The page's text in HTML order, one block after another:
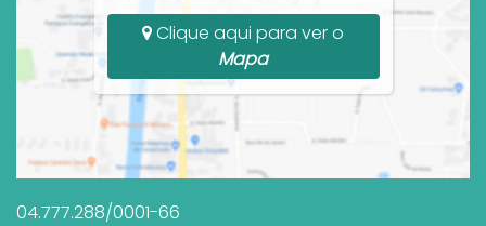
Clique aqui para ver o
Mapa
04.777.288/0001-66